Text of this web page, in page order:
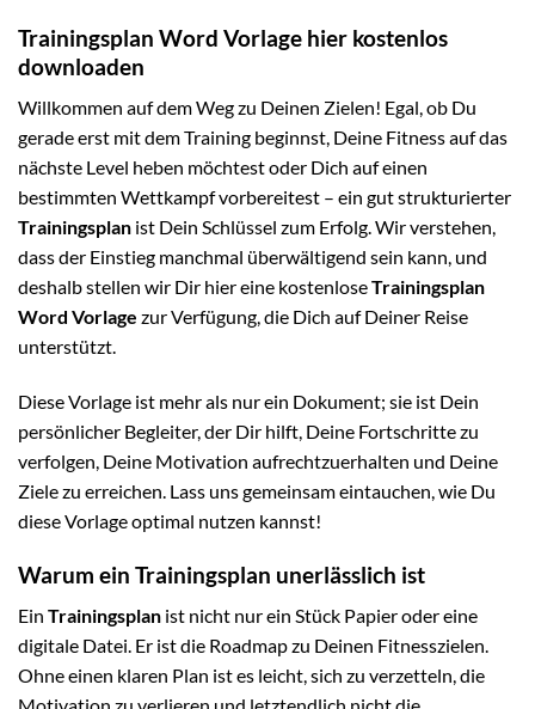
Trainingsplan Word Vorlage hier kostenlos
downloaden
Willkommen auf dem Weg zu Deinen Zielen! Egal, ob Du
gerade erst mit dem Training beginnst, Deine Fitness auf das
nächste Level heben möchtest oder Dich auf einen
bestimmten Wettkampf vorbereitest – ein gut strukturierter
Trainingsplan ist Dein Schlüssel zum Erfolg. Wir verstehen,
dass der Einstieg manchmal überwältigend sein kann, und
deshalb stellen wir Dir hier eine kostenloseTrainingsplan
Word Vorlage zur Verfügung, die Dich auf Deiner Reise
unterstützt.
Diese Vorlage ist mehr als nur ein Dokument; sie ist Dein
persönlicher Begleiter, der Dir hilft, Deine Fortschritte zu
verfolgen, Deine Motivation aufrechtzuerhalten und Deine
Ziele zu erreichen. Lass uns gemeinsam eintauchen, wie Du
diese Vorlage optimal nutzen kannst!
Warum ein Trainingsplan unerlässlich ist
Ein Trainingsplan ist nicht nur ein Stück Papier oder eine
digitale Datei. Er ist die Roadmap zu Deinen Fitnesszielen.
Ohne einen klaren Plan ist es leicht, sich zu verzetteln, die